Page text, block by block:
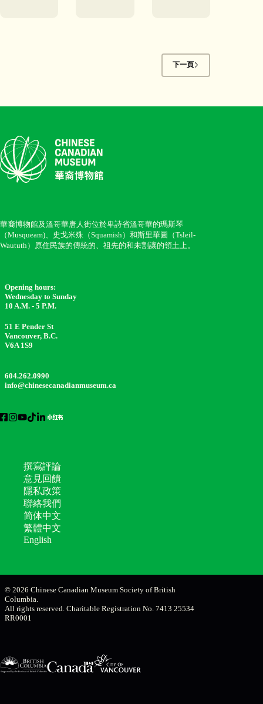
下一頁
華裔博物館及溫哥華唐人街位於卑詩省溫哥華的瑪斯琴
（Musqueam)、史戈米殊（Squamish）和斯里華圖（Tsleil-
Waututh）原住民族的傳統的、祖先的和未割讓的領土上。
Opening hours:
Wednesday to Sunday
10 A.M. - 5 P.M.
51 E Pender St
Vancouver, B.C.
V6A 1S9
604.262.0990
info@chinesecanadianmuseum.ca
撰寫評論
意見回饋
隱私政策
聯絡我們
简体中文
繁體中文
English
© 2026 Chinese Canadian Museum Society of British
Columbia.
All rights reserved. Charitable Registration No. 7413 25534
RR0001